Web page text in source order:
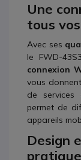
Une
tous
Avec ses
le FWD-
connexion
vous
de services
permet de
appareils
Design